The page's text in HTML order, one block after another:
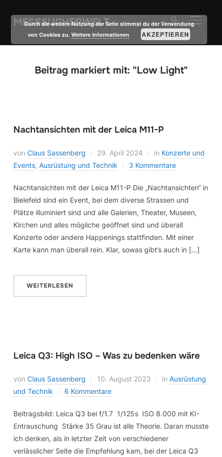
MESSSUCHERWELT
Beitrag markiert mit: "Low Light"
Nachtansichten mit der Leica M11-P
von Claus Sassenberg 29. April 2024 in Konzerte und
Events, Ausrüstung und Technik 3 Kommentare
Nachtansichten mit der Leica M11-P Die „Nachtansichten“ in
Bielefeld sind ein Event, bei dem diverse Strassen und
Plätze illuminiert sind und alle Galerien, Theater, Museen,
Kirchen und alles mögliche geöffnet sind und überall
Konzerte oder andere Happenings stattfinden. Mit einer
Karte kann man überall rein. Klar, sowas gibt’s auch in […]
WEITERLESEN
Leica Q3: High ISO – Was zu bedenken wäre
von Claus Sassenberg 10. August 2023 in Ausrüstung
und Technik
6 Kommentare
Beitragsbild: Leica Q3 bei f/1.7 1/125s ISO 8.000 mit KI-
Entrauschung Stärke 35 Grau ist alle Theorie. Daran musste
ich denken, als in letzter Zeit von verschiedener
verlässlicher Seite die Empfehlung kam, bei der Leica Q3
Durch die weitere Nutzung der Seite stimmst du der Verwendung
von Cookies zu.Weitere Informationen AKZEPTIEREN